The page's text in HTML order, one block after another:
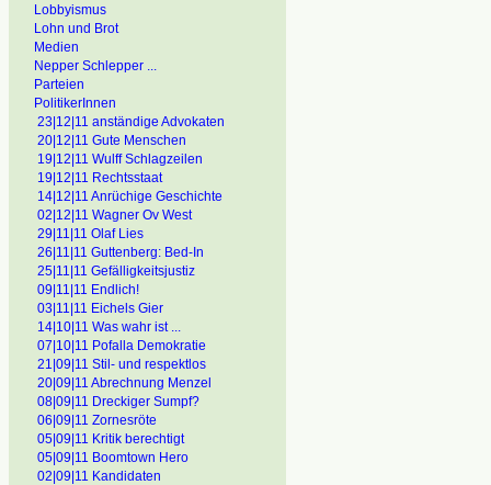
Lobbyismus
Lohn und Brot
Medien
Nepper Schlepper ...
Parteien
PolitikerInnen
23|12|11 anständige Advokaten
20|12|11 Gute Menschen
19|12|11 Wulff Schlagzeilen
19|12|11 Rechtsstaat
14|12|11 Anrüchige Geschichte
02|12|11 Wagner Ov West
29|11|11 Olaf Lies
26|11|11 Guttenberg: Bed-In
25|11|11 Gefälligkeitsjustiz
09|11|11 Endlich!
03|11|11 Eichels Gier
14|10|11 Was wahr ist ...
07|10|11 Pofalla Demokratie
21|09|11 Stil- und respektlos
20|09|11 Abrechnung Menzel
08|09|11 Dreckiger Sumpf?
06|09|11 Zornesröte
05|09|11 Kritik berechtigt
05|09|11 Boomtown Hero
02|09|11 Kandidaten